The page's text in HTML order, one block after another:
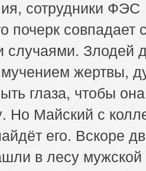
сотрудники ФЭС
почерк совпадает
Злодей
жертвы,
глаза, чтобы
Но Майский с
его. Вскоре
в лесу мужской